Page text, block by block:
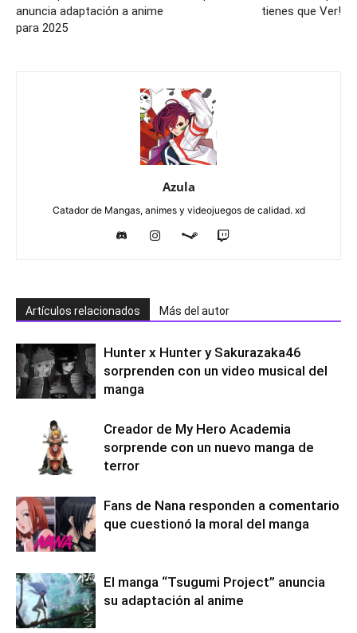
anuncia adaptación a anime
para 2025
tienes que Ver!
Azula
Catador de Mangas, animes y videojuegos de calidad. xd
Artículos relacionados Más del autor
Hunter x Hunter y Sakurazaka46
sorprenden con un video musical del
manga
Creador de My Hero Academia
sorprende con un nuevo manga de
terror
Fans de Nana responden a comentario
que cuestionó la moral del manga
El manga “Tsugumi Project” anuncia
su adaptación al anime